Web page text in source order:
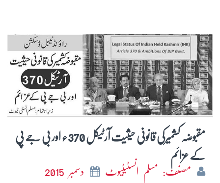
مقبوضہ کشمیرکی قانونی حیثیت آرٹیکل 370ء اور بی جے پی
کے عزائم
مصنف: مسلم انسٹیٹیوٹ دسمبر 2015